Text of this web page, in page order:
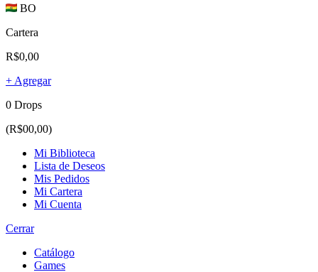
BO
Cartera
R$0,00
+ Agregar
0 Drops
(R$00,00)
Mi Biblioteca
Lista de Deseos
Mis Pedidos
Mi Cartera
Mi Cuenta
Cerrar
Catálogo
Games